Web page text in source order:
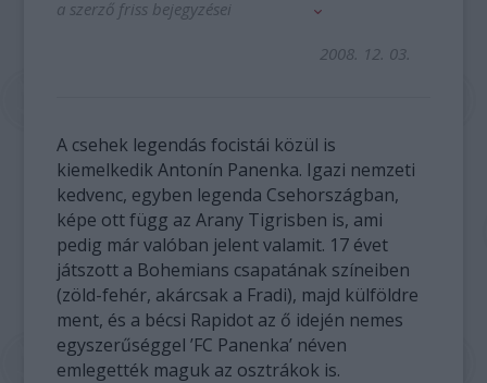
a szerző friss bejegyzései
2008. 12. 03.
A csehek legendás focistái közül is
kiemelkedik Antonín Panenka. Igazi nemzeti
kedvenc, egyben legenda Csehországban,
képe ott függ az Arany Tigrisben is, ami
pedig már valóban jelent valamit. 17 évet
játszott a Bohemians csapatának színeiben
(zöld-fehér, akárcsak a Fradi), majd külföldre
ment, és a bécsi Rapidot az ő idején nemes
egyszerűséggel ’FC Panenka’ néven
emlegették maguk az osztrákok is.